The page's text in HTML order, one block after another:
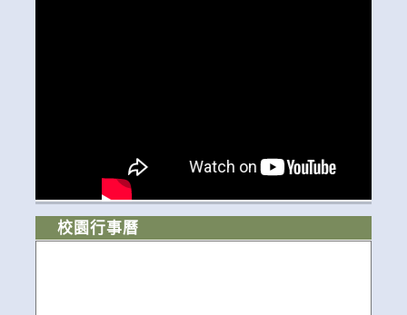
校園行事曆